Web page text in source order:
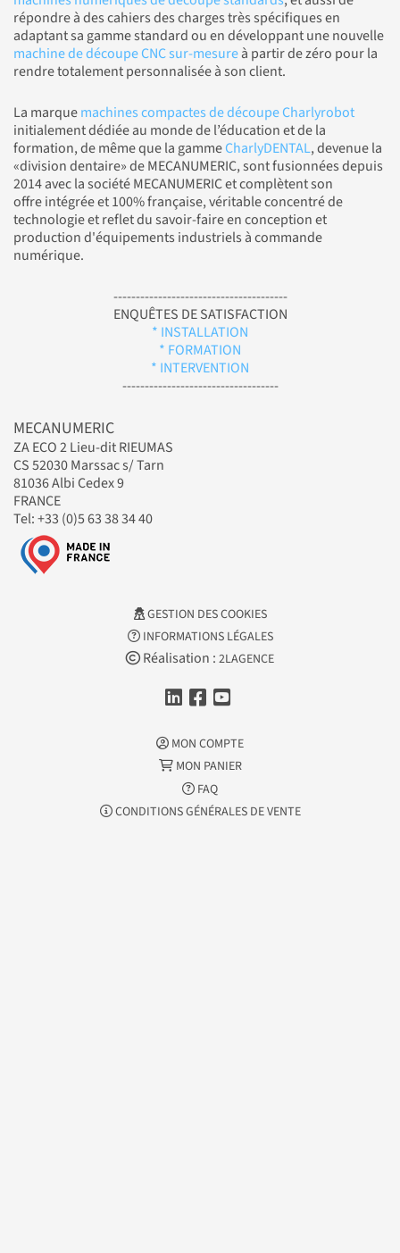
répondre à des cahiers des charges très spécifiques en
adaptant sa gamme standard ou en développant une nouvelle
machine de découpe CNC sur-mesureà partir de zéro pour la
rendre totalement personnalisée à son client.
La marquemachines compactes de découpe Charlyrobot
initialement dédiée au monde de l’éducation et de la
formation, de même que la gammeCharlyDENTAL, devenue la
«division dentaire» de MECANUMERIC, sont fusionnées depuis
2014 avec la société MECANUMERIC et complètent son
offre intégrée et 100% française, véritable concentré de
technologie et reflet du savoir-faire en conception et
production d'équipements industriels à commande
numérique.
---------------------------------------
ENQUÊTES DE SATISFACTION
* INSTALLATION
* FORMATION
* INTERVENTION
-----------------------------------
MECANUMERIC
ZA ECO 2 Lieu-dit RIEUMAS
CS 52030 Marssac s/ Tarn
81036 Albi Cedex 9
FRANCE
Tel: +33 (0)5 63 38 34 40
GESTION DES COOKIES
INFORMATIONS LÉGALES
Réalisation : 2LAGENCE
MON COMPTE
MON PANIER
FAQ
CONDITIONS GÉNÉRALES DE VENTE